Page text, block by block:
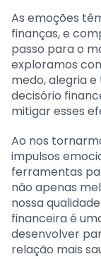
As emoções
finanças, e
passo para o
exploramos
medo, alegria
decisório
mitigar esses
Ao nos
impulsos
ferramentas
não apenas
nossa
financeira é
desenvolver
relação mais